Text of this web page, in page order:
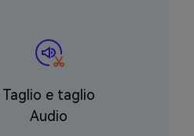
Taglio e taglio
Audio